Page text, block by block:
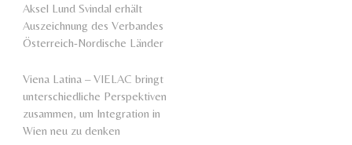
Aksel Lund Svindal erhält
Auszeichnung des Verbandes
Österreich-Nordische Länder
Viena Latina – VIELAC bringt
unterschiedliche Perspektiven
zusammen, um Integration in
Wien neu zu denken